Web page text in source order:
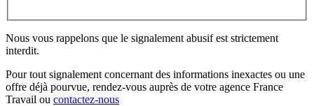
Nous vous rappelons que le signalement abusif est strictement
interdit.
Pour tout signalement concernant des informations inexactes ou une
offre déjà pourvue, rendez-vous auprès de votre agence France
Travail ou contactez-nous